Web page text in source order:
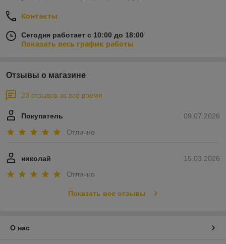
Контакты
Сегодня работает с 10:00 до 18:00
Показать весь график работы
Отзывы о магазине
23 отзывов за всё время
09.07.2026
Покупатель
Отлично
15.03.2026
николай
Отлично
Показать все отзывы
О нас